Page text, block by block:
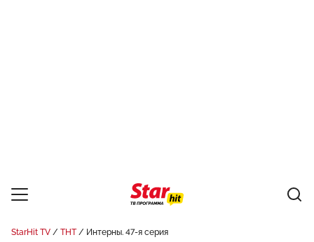
StarHit TV ТНТ Интерны. 47-я серия